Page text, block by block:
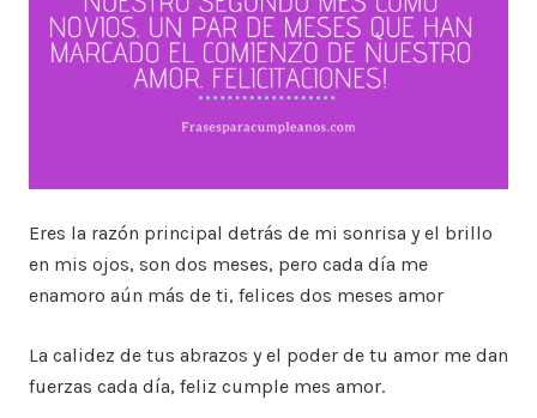
Eres la razón principal detrás de mi sonrisa y el brillo
en mis ojos, son dos meses, pero cada día me
enamoro aún más de ti, felices dos meses amor
La calidez de tus abrazos y el poder de tu amor me dan
fuerzas cada día, feliz cumple mes amor.